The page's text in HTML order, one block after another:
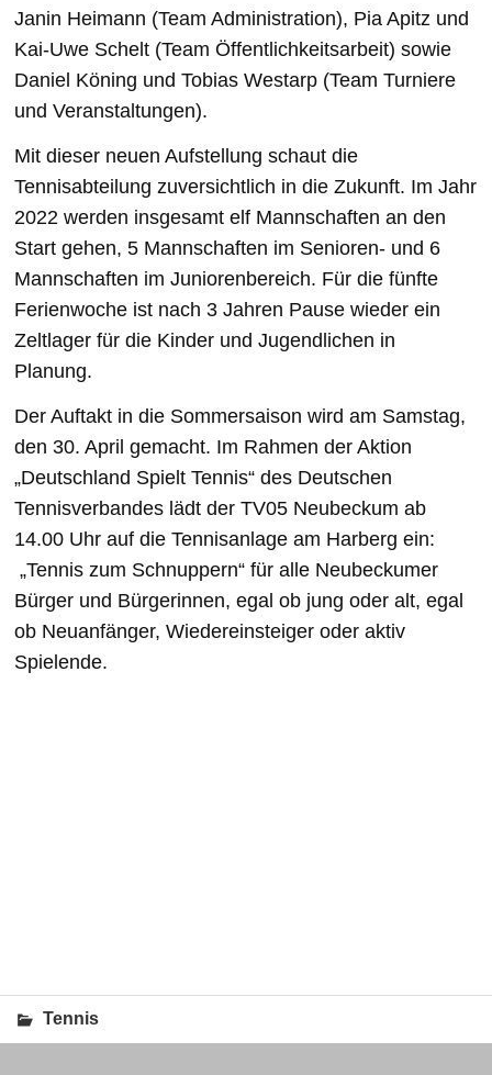
Janin Heimann (Team Administration), Pia Apitz und
Kai-Uwe Schelt (Team Öffentlichkeitsarbeit) sowie
Daniel Köning und Tobias Westarp (Team Turniere
und Veranstaltungen).
Mit dieser neuen Aufstellung schaut die
Tennisabteilung zuversichtlich in die Zukunft. Im Jahr
2022 werden insgesamt elf Mannschaften an den
Start gehen, 5 Mannschaften im Senioren- und 6
Mannschaften im Juniorenbereich. Für die fünfte
Ferienwoche ist nach 3 Jahren Pause wieder ein
Zeltlager für die Kinder und Jugendlichen in
Planung.
Der Auftakt in die Sommersaison wird am Samstag,
den 30. April gemacht. Im Rahmen der Aktion
„Deutschland Spielt Tennis“ des Deutschen
Tennisverbandes lädt der TV05 Neubeckum ab
14.00 Uhr auf die Tennisanlage am Harberg ein:
„Tennis zum Schnuppern“ für alle Neubeckumer
Bürger und Bürgerinnen, egal ob jung oder alt, egal
ob Neuanfänger, Wiedereinsteiger oder aktiv
Spielende.
Tennis